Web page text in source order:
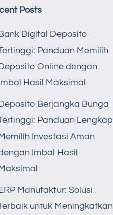
Posts
Digital Deposito
Panduan Memilih
Online dengan
Hasil Maksimal
Berjangka Bunga
Panduan Lengkap
Investasi Aman
Imbal Hasil
Manufaktur: Solusi
untuk Meningkatkan